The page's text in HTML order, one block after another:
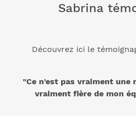
Sabrina
Découvrez ici le
"Ce n'est pas vraiment une
vraiment fière de mon